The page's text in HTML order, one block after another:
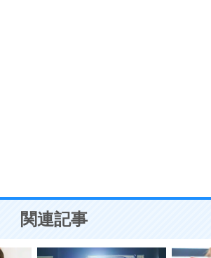
ことが大切。
関連記事